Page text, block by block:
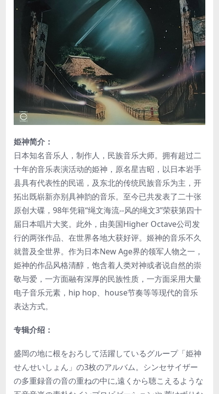
姫神简介：
日本知名音乐人，制作人，民族音乐大师。拥有超过二
十年的音乐表演活动的姫神，原名星吉昭，以日本岩手
县具有代表性的民谣，及东北的传统民族音乐为主，开
拓出既崭新亦别具神韵的音乐。至今已共发表了二十张
原创大碟，98年凭籍“绳文海流--风的绳文3”荣获第四十
届日本唱片大奖。此外，由美国Higher Octave公司发
行的两张作品、在世界各地大获好评。姬神的音乐不久
就普及全世界。作为日本New Age界的领军人物之一，
姫神的作品风格清醇，饱含着人类对神或者说自然的崇
敬与爱，一方面融有深厚的民族性质，一方面采用大量
电子音乐元素，hip hop、house节奏等等现代的音乐
表达方式。
专辑介绍：
盛岡の地に根をおろして活躍しているグループ「姫神
せんせいしょん」の3枚のアルバム。シンセサイザー
の多重録音の音の重ねの中に,遠くから聴こえるような